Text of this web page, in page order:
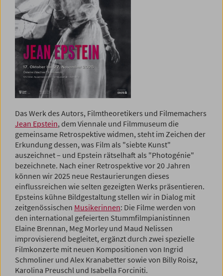
Das Werk des Autors, Filmtheoretikers und Filmemachers
Jean Epstein, dem Viennale und Filmmuseum die
gemeinsame Retrospektive widmen, steht im Zeichen der
Erkundung dessen, was Film als "siebte Kunst"
auszeichnet – und Epstein rätselhaft als "Photogénie"
bezeichnete. Nach einer Retrospektive vor 20 Jahren
können wir 2025 neue Restaurierungen dieses
einflussreichen wie selten gezeigten Werks präsentieren.
Epsteins kühne Bildgestaltung stellen wir in Dialog mit
zeitgenössischen Musikerinnen: Die Filme werden von
den international gefeierten Stummfilmpianistinnen
Elaine Brennan, Meg Morley und Maud Nelissen
improvisierend begleitet, ergänzt durch zwei spezielle
Filmkonzerte mit neuen Kompositionen von Ingrid
Schmoliner und Alex Kranabetter sowie von Billy Roisz,
Karolina Preuschl und Isabella Forciniti.